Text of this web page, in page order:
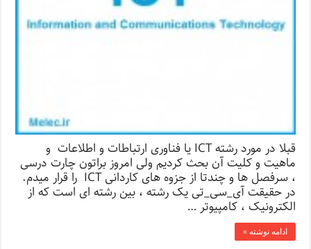
قبلا در مورد رشته ICT یا فناوری ارتباطات و اطلاعات و
ماهیت و کلیت آن بحث کردیم ولی امروز براتون چارت درسی
، سرفصل ها و چندتا از جزوه های کاردانی ICT را قرار میدم.
در حقیقت آی_سی_تی یک رشته ، بین رشته ای است که از
الکترونیک ، کامپیوتر …
ادامه نوشته »